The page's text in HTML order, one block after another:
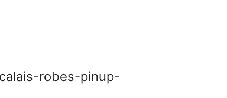
robes-pinup-